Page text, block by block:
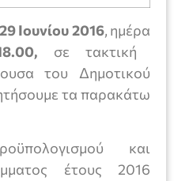
29 Ιουνίου 2016, ημέρα
σε τακτική
του Δημοτικού
τα παρακάτω
και
έτους 2016